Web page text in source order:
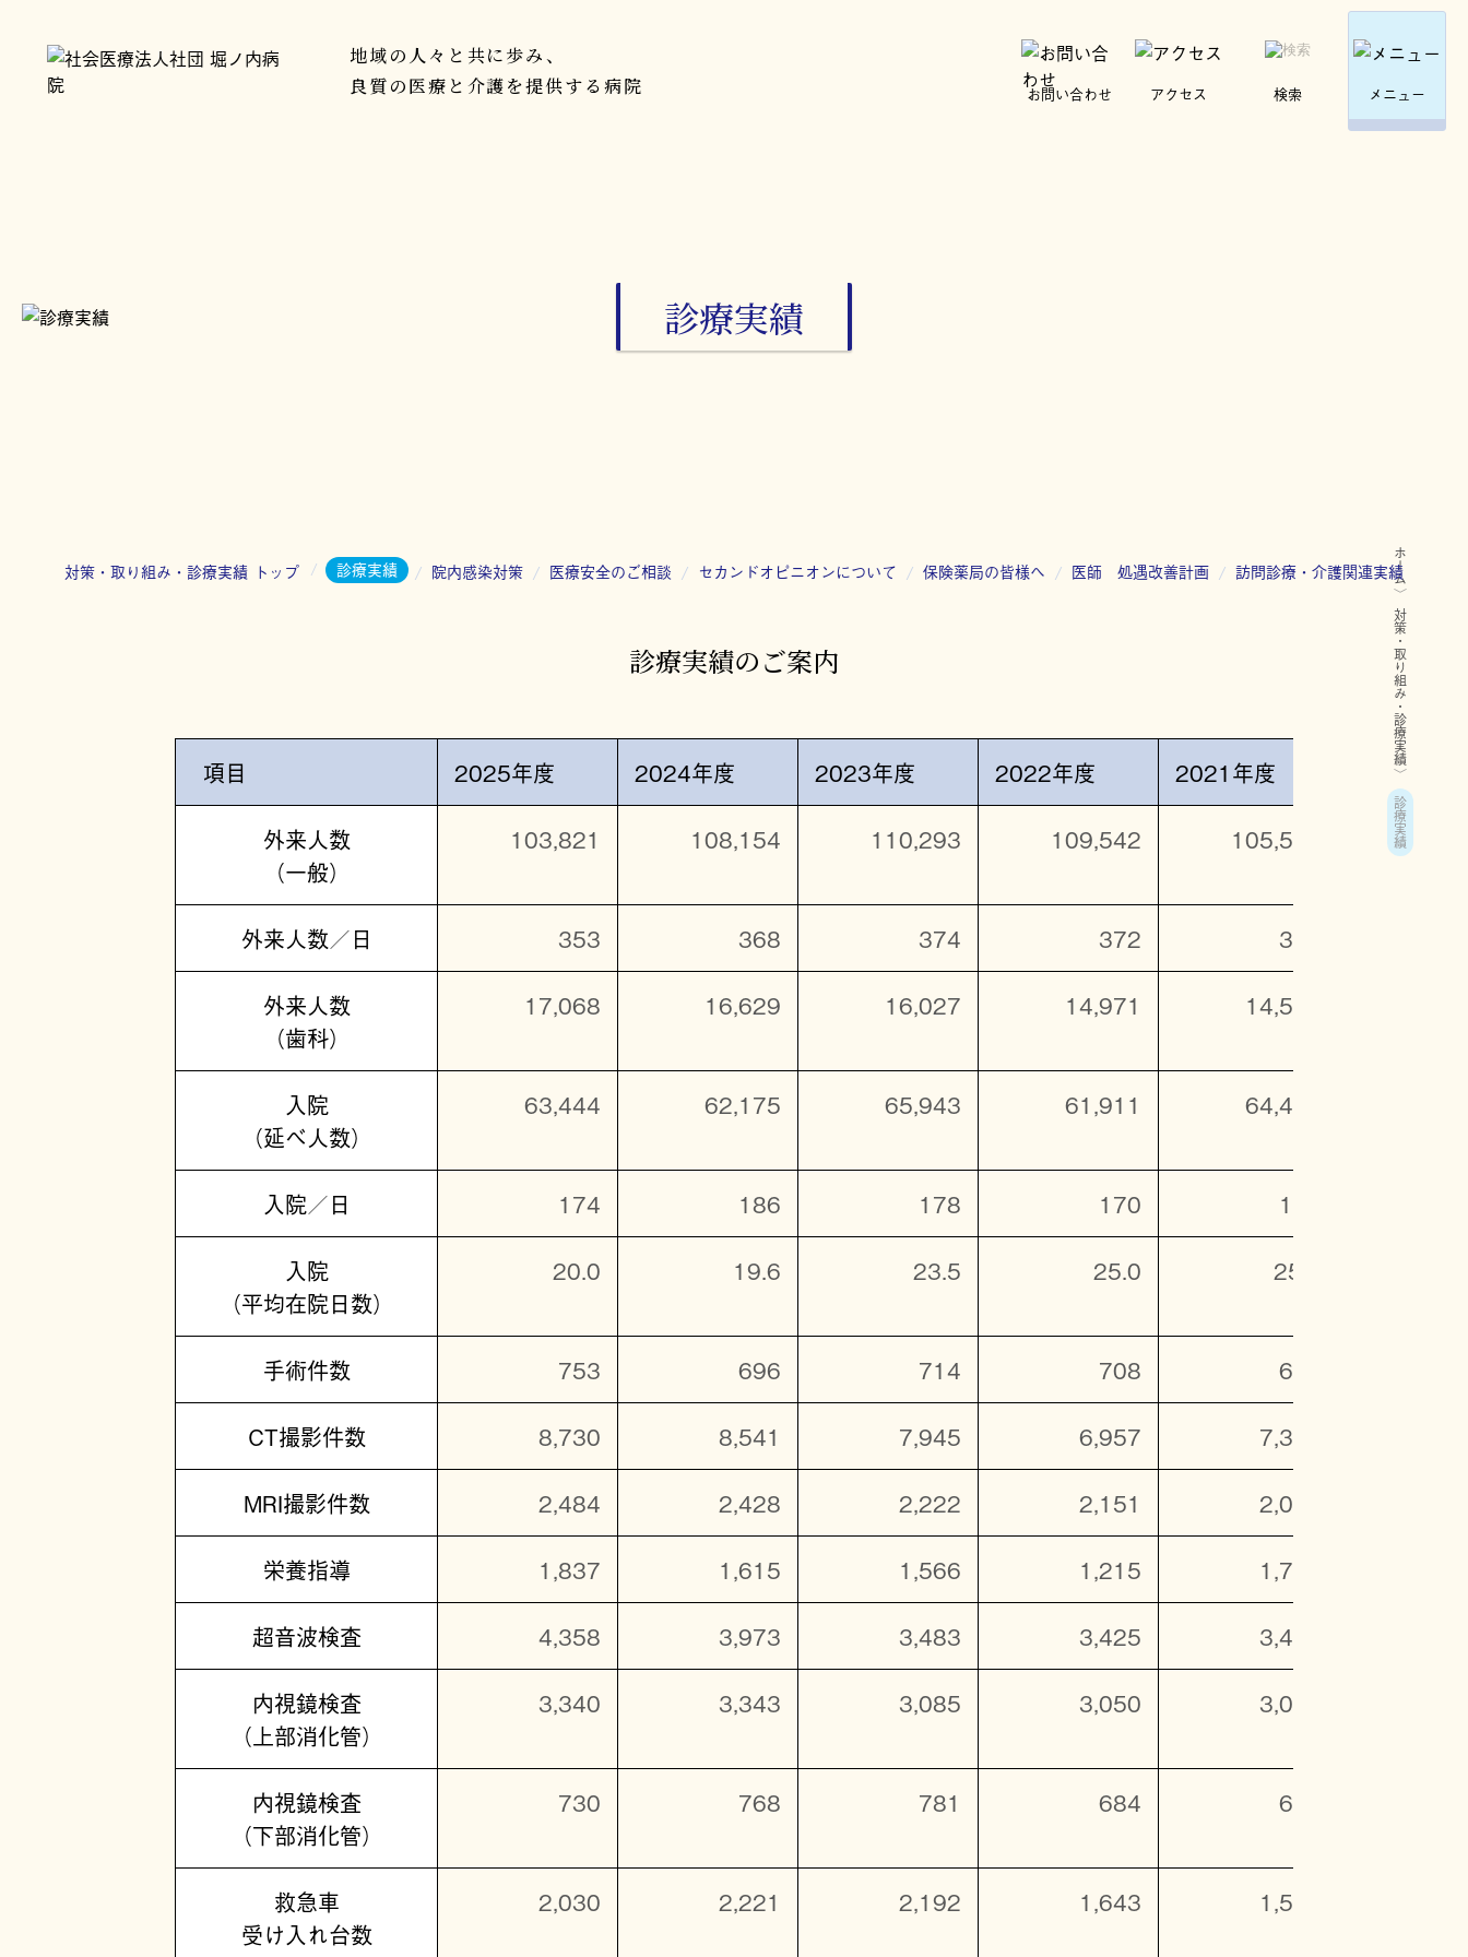
地域の人々と共に歩み、
良質の医療と介護を提供する病院
お問い合わせ アクセス 検索 メニュー
ホーム
対策・取り組み・診療実績
診療実績
診療実績
対策・取り組み・診療実績 トップ 診療実績 院内感染対策 医療安全のご相談 セカンドオピニオンについて 保険薬局の皆様へ 医師 処遇改善計画 訪問診療・介護関連実績
診療実績のご案内
項目 2025年度 2024年度 2023年度 2022年度 2021年度 2020年度
外来人数
（一般）
103,821 108,154 110,293 109,542 105,517
外来人数／日 353 368 374 372 347
外来人数
（歯科）
17,068 16,629 16,027 14,971 14,567
入院
（延べ人数）
63,444 62,175 65,943 61,911 64,447
入院／日 174 186 178 170 177
入院
（平均在院日数）
20.0 19.6 23.5 25.0 25.0
手術件数 753 696 714 708 663
CT撮影件数 8,730 8,541 7,945 6,957 7,313
MRI撮影件数 2,484 2,428 2,222 2,151 2,055
栄養指導 1,837 1,615 1,566 1,215 1,764
超音波検査 4,358 3,973 3,483 3,425 3,439
内視鏡検査
（上部消化管）
3,340 3,343 3,085 3,050 3,049
内視鏡検査
（下部消化管）
730 768 781 684 657
救急車
受け入れ台数
2,030 2,221 2,192 1,643 1,550